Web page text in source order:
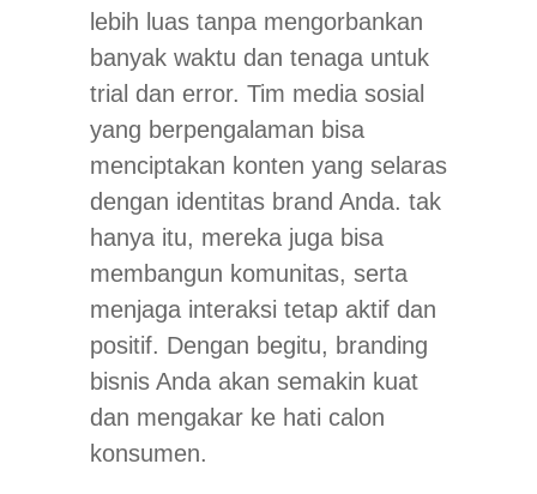
lebih luas tanpa mengorbankan
banyak waktu dan tenaga untuk
trial dan error. Tim media sosial
yang berpengalaman bisa
menciptakan konten yang selaras
dengan identitas brand Anda. tak
hanya itu, mereka juga bisa
membangun komunitas, serta
menjaga interaksi tetap aktif dan
positif. Dengan begitu, branding
bisnis Anda akan semakin kuat
dan mengakar ke hati calon
konsumen.